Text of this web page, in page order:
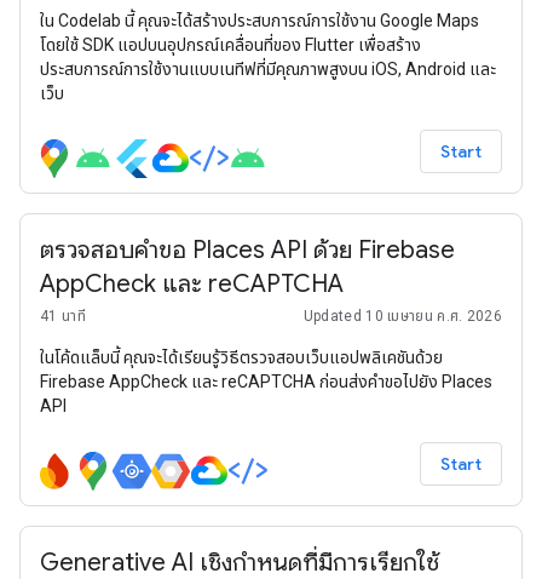
ใน Codelab นี้ คุณจะได้สร้างประสบการณ์การใช้งาน Google Maps
โดยใช้ SDK แอปบนอุปกรณ์เคลื่อนที่ของ Flutter เพื่อสร้าง
ประสบการณ์การใช้งานแบบเนทีฟที่มีคุณภาพสูงบน iOS, Android และ
เว็บ
Start
ตรวจสอบคำขอ Places API ด้วย Firebase
AppCheck และ reCAPTCHA
41 นาที Updated 10 เมษายน ค.ศ. 2026
ในโค้ดแล็บนี้ คุณจะได้เรียนรู้วิธีตรวจสอบเว็บแอปพลิเคชันด้วย
Firebase AppCheck และ reCAPTCHA ก่อนส่งคำขอไปยัง Places
API
Start
Generative AI เชิงกำหนดที่มีการเรียกใช้